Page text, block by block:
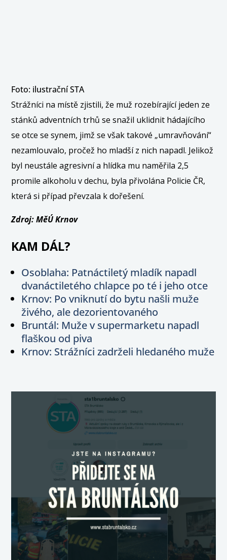
Foto: ilustrační STA
Strážníci na místě zjistili, že muž rozebírající jeden ze
stánků adventních trhů se snažil uklidnit hádajícího
se otce se synem, jimž se však takové „umravňování“
nezamlouvalo, pročež ho mladší z nich napadl. Jelikož
byl neustále agresivní a hlídka mu naměřila 2,5
promile alkoholu v dechu, byla přivolána Policie ČR,
která si případ převzala k dořešení.
Zdroj: MěÚ Krnov
KAM DÁL?
Osoblaha: Patnáctiletý mladík napadl
dvanáctiletého chlapce po té i jeho otce
Krnov: Po vniknutí do bytu našli muže
živého, ale dezorientovaného
Bruntál: Muže v supermarketu napadl
flaškou od piva
Krnov: Strážníci zadrželi hledaného muže